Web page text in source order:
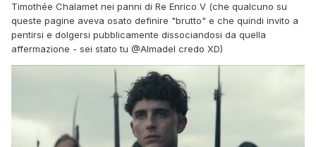
Timothée Chalamet nei panni di Re Enrico V (che qualcuno su
queste pagine aveva osato definire "brutto" e che quindi invito a
pentirsi e dolgersi pubblicamente dissociandosi da quella
affermazione - sei stato tu @Almadel credo XD)